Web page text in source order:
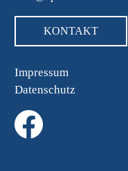
KONTAKT
Impressum
Datenschutz